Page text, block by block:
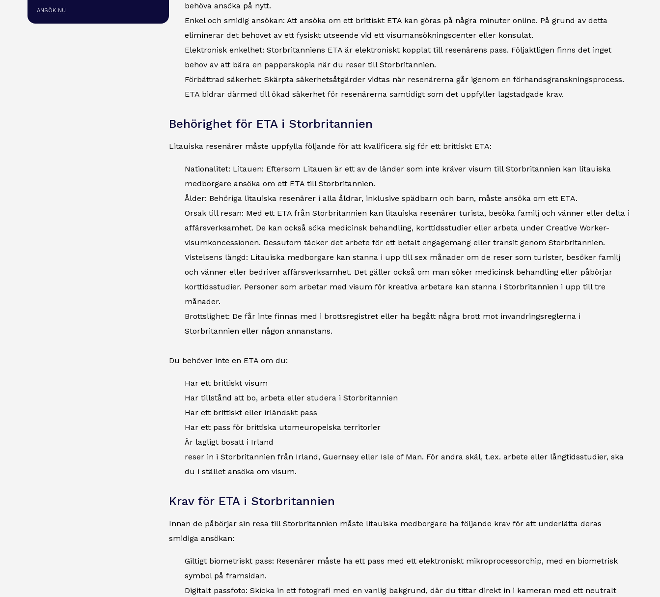
ANSÖK NU
behöva ansöka på nytt.
Enkel och smidig ansökan: Att ansöka om ett brittiskt ETA kan göras på några minuter online. På grund av detta
eliminerar det behovet av ett fysiskt utseende vid ett visumansökningscenter eller konsulat.
Elektronisk enkelhet: Storbritanniens ETA är elektroniskt kopplat till resenärens pass. Följaktligen finns det inget
behov av att bära en papperskopia när du reser till Storbritannien.
Förbättrad säkerhet: Skärpta säkerhetsåtgärder vidtas när resenärerna går igenom en förhandsgranskningsprocess.
ETA bidrar därmed till ökad säkerhet för resenärerna samtidigt som det uppfyller lagstadgade krav.
Behörighet för ETA i Storbritannien
Litauiska resenärer måste uppfylla följande för att kvalificera sig för ett brittiskt ETA:
Nationalitet: Litauen: Eftersom Litauen är ett av de länder som inte kräver visum till Storbritannien kan litauiska
medborgare ansöka om ett ETA till Storbritannien.
Ålder: Behöriga litauiska resenärer i alla åldrar, inklusive spädbarn och barn, måste ansöka om ett ETA.
Orsak till resan: Med ett ETA från Storbritannien kan litauiska resenärer turista, besöka familj och vänner eller delta i
affärsverksamhet. De kan också söka medicinsk behandling, korttidsstudier eller arbeta under Creative Worker-
visumkoncessionen. Dessutom täcker det arbete för ett betalt engagemang eller transit genom Storbritannien.
Vistelsens längd: Litauiska medborgare kan stanna i upp till sex månader om de reser som turister, besöker familj
och vänner eller bedriver affärsverksamhet. Det gäller också om man söker medicinsk behandling eller påbörjar
korttidsstudier. Personer som arbetar med visum för kreativa arbetare kan stanna i Storbritannien i upp till tre
månader.
Brottslighet: De får inte finnas med i brottsregistret eller ha begått några brott mot invandringsreglerna i
Storbritannien eller någon annanstans.
Du behöver inte en ETA om du:
Har ett brittiskt visum
Har tillstånd att bo, arbeta eller studera i Storbritannien
Har ett brittiskt eller irländskt pass
Har ett pass för brittiska utomeuropeiska territorier
Är lagligt bosatt i Irland
reser in i Storbritannien från Irland, Guernsey eller Isle of Man. För andra skäl, t.ex. arbete eller långtidsstudier, ska
du i stället ansöka om visum.
Krav för ETA i Storbritannien
Innan de påbörjar sin resa till Storbritannien måste litauiska medborgare ha följande krav för att underlätta deras
smidiga ansökan:
Giltigt biometriskt pass: Resenärer måste ha ett pass med ett elektroniskt mikroprocessorchip, med en biometrisk
symbol på framsidan.
Digitalt passfoto: Skicka in ett fotografi med en vanlig bakgrund, där du tittar direkt in i kameran med ett neutralt